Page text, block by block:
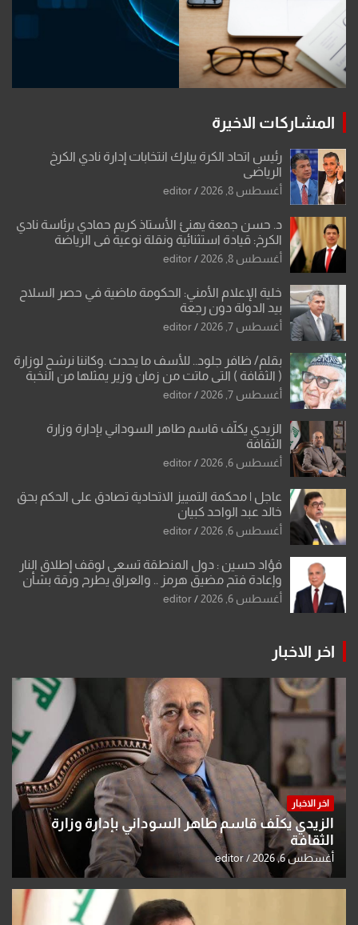
المشاركات الاخيرة
رئيس اتحاد الكرة يبارك انتخابات إدارة نادي الكرخ
الرياضي
أغسطس 8, 2026 editor
د. حسن جمعة يهنئ الأستاذ كريم حمادي برئاسة نادي
الكرخ: قيادة استثنائية ونقلة نوعية في الرياضة
العراقية
أغسطس 8, 2026 editor
خلية الإعلام الأمني: الحكومة ماضية في حصر السلاح
بيد الدولة دون رجعة
أغسطس 7, 2026 editor
بقلم/ ظافر جلود.. للأسف ما يحدث .وكاننا نرشح لوزارة
( الثقافة ) التي ماتت من زمان وزير يمثلها من النخبة
والإرث العظيم للثقافة العراقية..
أغسطس 7, 2026 editor
الزيدي يكلّف قاسم طاهر السوداني بإدارة وزارة
الثقافة
أغسطس 6, 2026 editor
عاجل | محكمة التمييز الاتحادية تصادق على الحكم بحق
خالد عبد الواحد كبيان
أغسطس 6, 2026 editor
فؤاد حسين : دول المنطقة تسعى لوقف إطلاق النار
وإعادة فتح مضيق هرمز .. والعراق يطرح ورقة بشأن
تحولات القدس
أغسطس 6, 2026 editor
اخر الاخبار
اخر الاخبار
الزيدي يكلّف قاسم طاهر السوداني بإدارة وزارة
الثقافة
أغسطس 6, 2026 editor